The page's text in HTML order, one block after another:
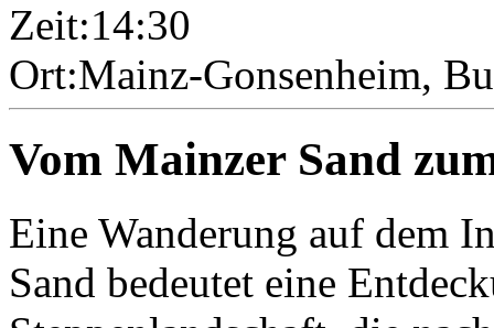
Zeit:14:30
Ort:Mainz-Gonsenheim,
Vom Mainzer Sand
Eine Wanderung auf dem
Sand bedeutet eine